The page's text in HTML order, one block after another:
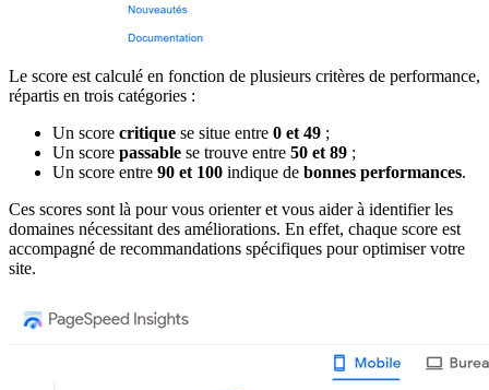
Le score est calculé en fonction de plusieurs critères de performance,
répartis en trois catégories :
Un score critique se situe entre 0 et 49 ;
Un score passable se trouve entre 50 et 89 ;
Un score entre 90 et 100 indique de bonnes performances.
Ces scores sont là pour vous orienter et vous aider à identifier les
domaines nécessitant des améliorations. En effet, chaque score est
accompagné de recommandations spécifiques pour optimiser votre
site.